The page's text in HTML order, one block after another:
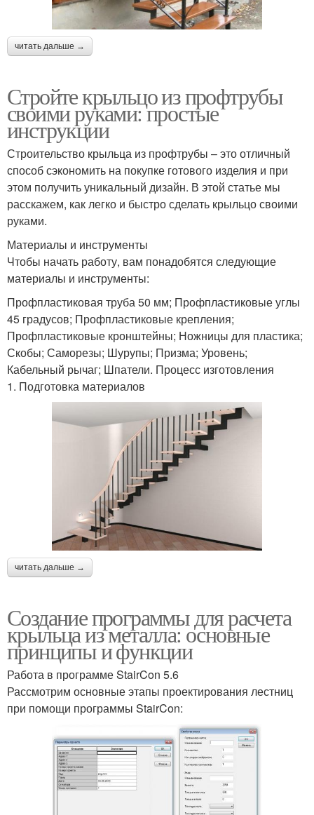
читать дальше →
Стройте крыльцо из профтрубы
своими руками: простые
инструкции
Строительство крыльца из профтрубы – это отличный
способ сэкономить на покупке готового изделия и при
этом получить уникальный дизайн. В этой статье мы
расскажем, как легко и быстро сделать крыльцо своими
руками.
Материалы и инструменты
Чтобы начать работу, вам понадобятся следующие
материалы и инструменты:
Профпластиковая труба 50 мм; Профпластиковые углы
45 градусов; Профпластиковые крепления;
Профпластиковые кронштейны; Ножницы для пластика;
Скобы; Саморезы; Шурупы; Призма; Уровень;
Кабельный рычаг; Шпатели. Процесс изготовления
1. Подготовка материалов
читать дальше →
Создание программы для расчета
крыльца из металла: основные
принципы и функции
Работа в программе StairCon 5.6
Рассмотрим основные этапы проектирования лестниц
при помощи программы StairCon: